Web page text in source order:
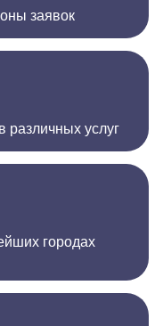
заявок
услуг
городах